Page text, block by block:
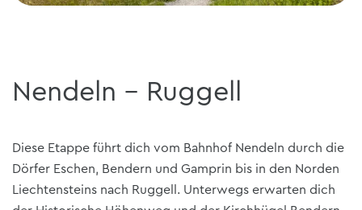
Nendeln - Ruggell
Diese Etappe führt dich vom Bahnhof Nendeln durch die
Dörfer Eschen, Bendern und Gamprin bis in den Norden
Liechtensteins nach Ruggell. Unterwegs erwarten dich